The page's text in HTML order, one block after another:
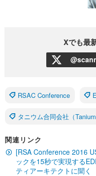
Xでも最
RSAC Conference
タニウム合同会社（Tanium
関連リンク
[RSA Conference 2016
ックを15秒で実現する
ティアーキテクトに聞く